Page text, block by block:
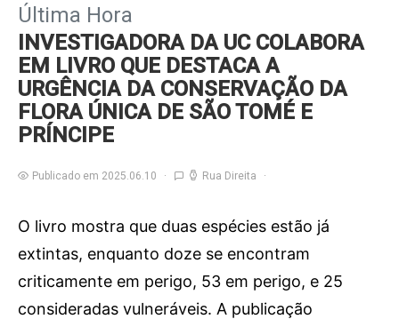
Última Hora
INVESTIGADORA DA UC COLABORA
EM LIVRO QUE DESTACA A
URGÊNCIA DA CONSERVAÇÃO DA
FLORA ÚNICA DE SÃO TOMÉ E
PRÍNCIPE
Publicado em 2025.06.10 Rua Direita
O livro mostra que duas espécies estão já
extintas, enquanto doze se encontram
criticamente em perigo, 53 em perigo, e 25
consideradas vulneráveis. A publicação